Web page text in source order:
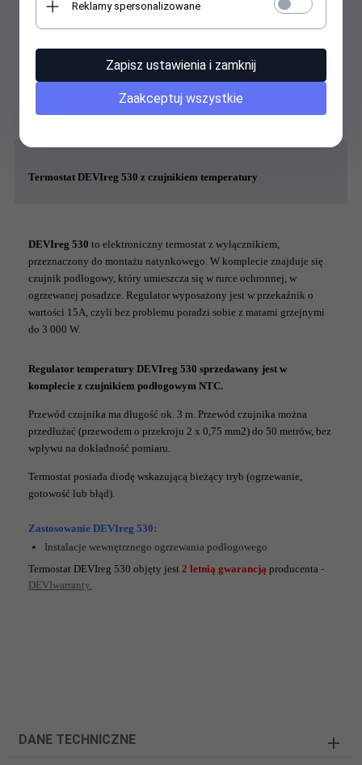
Zastosowanie maty grzewczej:
stosowana również przy renowacji starych podłóg
DEVIwarranty.
Termostat DEVIreg 530 z czujnikiem temperatury
DEVIreg 530 to elektroniczny termostat z wyłącznikiem,
przeznaczony do montażu natynkowego. W komplecie znajduje się
czujnik podłogowy, który umieszcza się w rurce ochronnej, w
ogrzewanej posadzce. Regulator wyposażony jest w przekaźnik o
wartości 15A, czyli bez problemu poradzi sobie z matami grzejnymi
do 3 000 W.
Regulator temperatury DEVIreg 530 sprzedawany jest w
komplecie z czujnikiem podłogowym NTC.
Przewód czujnika ma długość ok. 3 m. Przewód czujnika można
przedłużać (przewodem o przekroju 2 x 0,75 mm2) do 50 metrów, bez
wpływu na dokładność pomiaru.
Termostat posiada diodę wskazującą bieżący tryb (ogrzewanie,
gotowość lub błąd).
Zastosowanie DEVIreg 530:
Instalacje wewnętrznego ogrzewania podłogowego
Termostat DEVIreg 530 objęty jest 2 letnią gwarancją producenta -
DEVIwarranty.
DANE TECHNICZNE
Reklamy spersonalizowane
Zapisz ustawienia i zamknij
Zaakceptuj wszystkie